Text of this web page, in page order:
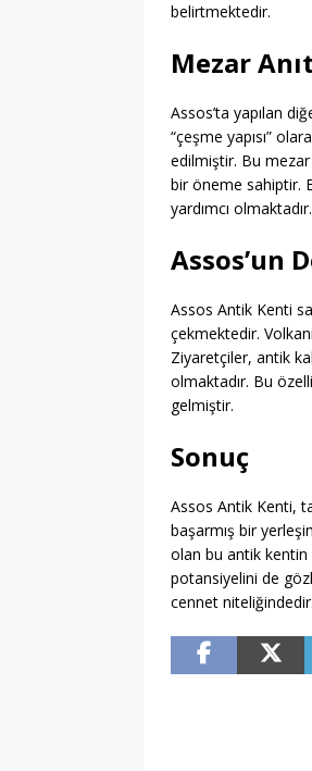
belirtmektedir.
Mezar
Assos’ta yapılan
“çeşme yapısı”
edilmiştir. Bu mezar
bir öneme sahiptir.
yardımcı olmaktadır.
Assos’un
Assos Antik Kenti
çekmektedir.
Ziyaretçiler, antik
olmaktadır. Bu
gelmiştir.
Sonuç
Assos Antik Kenti,
başarmış bir
olan bu antik kentin
potansiyelini de
cennet niteliğindedir.